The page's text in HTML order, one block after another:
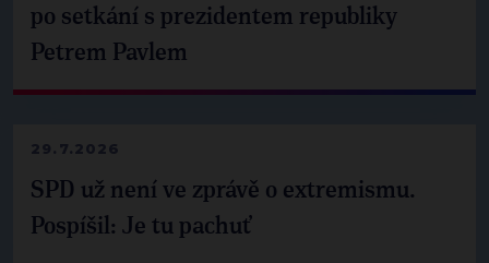
po setkání s prezidentem republiky
Petrem Pavlem
29.7.2026
SPD už není ve zprávě o extremismu.
Pospíšil: Je tu pachuť